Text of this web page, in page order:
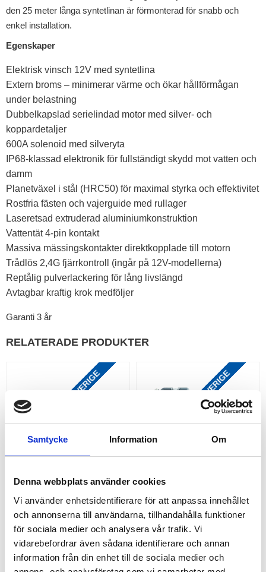
Samtycke Information Om
Denna webbplats använder cookies
Vi använder enhetsidentifierare för att anpassa innehållet
och annonserna till användarna, tillhandahålla funktioner
för sociala medier och analysera vår trafik. Vi
vidarebefordrar även sådana identifierare och annan
information från din enhet till de sociala medier och
den 25 meter långa syntetlinan är förmonterad för snabb och
enkel installation.
Egenskaper
Elektrisk vinsch 12V med syntetlina
Extern broms – minimerar värme och ökar hållförmågan
under belastning
Dubbelkapslad serielindad motor med silver- och
koppardetaljer
600A solenoid med silveryta
IP68-klassad elektronik för fullständigt skydd mot vatten och
damm
Planetväxel i stål (HRC50) för maximal styrka och effektivitet
Rostfria fästen och vajerguide med rullager
Laseretsad extruderad aluminiumkonstruktion
Vattentät 4-pin kontakt
Massiva mässingskontakter direktkopplade till motorn
Trådlös 2,4G fjärrkontroll (ingår på 12V-modellerna)
Reptålig pulverlackering för lång livslängd
Avtagbar kraftig krok medföljer
Garanti 3 år
RELATERADE PRODUKTER
WARRIOR WINCHES
ARMORTEK EXTREME
Warrior Winch Gladiator |
Perfekt vinsch för bärgning |
ton, 4,5 ton och 5,6 ton
11 995,00 KR
FRAKTFRITT INOM SVERIGE
WARRIOR WINCHES NINJA
VINSCH, 12V ARMORTEK
SYNTET
Warrior Winch Ninja Vinsch |
Finns med dragkapacitet 0,9
1 795,00KR
FRAKTFRITT INOM SVERIGE